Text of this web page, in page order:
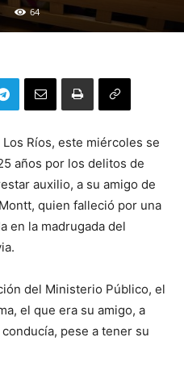
64
Ríos, este miércoles se
años por los delitos de
auxilio, a su amigo de
quien falleció por una
en la madrugada del
del Ministerio Público, el
el que era su amigo, a
pese a tener su